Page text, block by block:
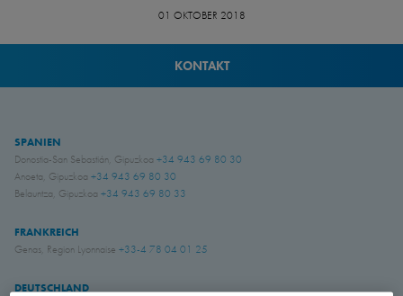
01 OKTOBER 2018
KONTAKT
SPANIEN
Donostia-San Sebastián, Gipuzkoa +34 943 69 80 30
Anoeta, Gipuzkoa +34 943 69 80 30
Belauntza, Gipuzkoa +34 943 69 80 33
FRANKREICH
Genas, Region Lyonnaise +33-4 78 04 01 25
DEUTSCHLAND